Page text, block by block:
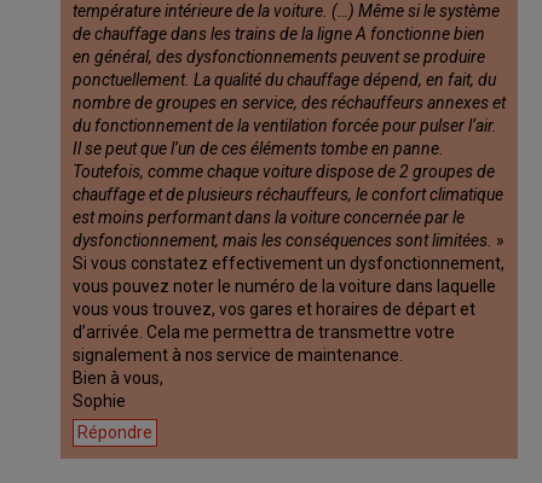
température intérieure de la voiture. (…) Même si le système
de chauffage dans les trains de la ligne A fonctionne bien
en général, des dysfonctionnements peuvent se produire
ponctuellement. La qualité du chauffage dépend, en fait, du
nombre de groupes en service, des réchauffeurs annexes et
du fonctionnement de la ventilation forcée pour pulser l’air.
Il se peut que l’un de ces éléments tombe en panne.
Toutefois, comme chaque voiture dispose de 2 groupes de
chauffage et de plusieurs réchauffeurs, le confort climatique
est moins performant dans la voiture concernée par le
dysfonctionnement, mais les conséquences sont limitées. »
Si vous constatez effectivement un dysfonctionnement,
vous pouvez noter le numéro de la voiture dans laquelle
vous vous trouvez, vos gares et horaires de départ et
d’arrivée. Cela me permettra de transmettre votre
signalement à nos service de maintenance.
Bien à vous,
Sophie
Répondre